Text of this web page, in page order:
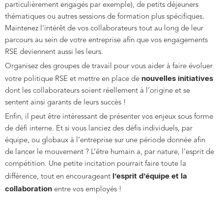
particulièrement engagés par exemple), de petits déjeuners
thématiques ou autres sessions de formation plus spécifiques.
Maintenez l’intérêt de vos collaborateurs tout au long de leur
parcours au sein de votre entreprise afin que vos engagements
RSE deviennent aussi les leurs.
Organisez des groupes de travail pour vous aider à faire évoluer
votre politique RSE et mettre en place de nouvelles initiatives
dont les collaborateurs soient réellement à l’origine et se
sentent ainsi garants de leurs succès !
Enfin, il peut être intéressant de présenter vos enjeux sous forme
de défi interne. Et si vous lanciez des défis individuels, par
équipe, ou globaux à l’entreprise sur une période donnée afin
de lancer le mouvement ? L’être humain a, par nature, l’esprit de
compétition. Une petite incitation pourrait faire toute la
différence, tout en encourageant l’esprit d’équipe et la
collaboration entre vos employés !